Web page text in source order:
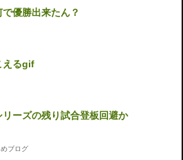
優勝出来たん？
えるgif
ーズの残り試合登板回避か
ブログ